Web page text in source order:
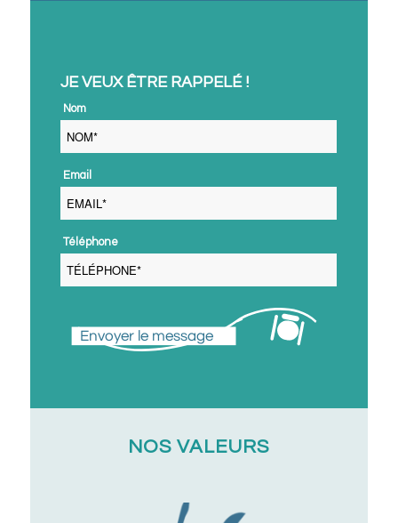
JE VEUX ÊTRE RAPPELÉ !
Nom
Email
Téléphone
Envoyer le message
NOS VALEURS